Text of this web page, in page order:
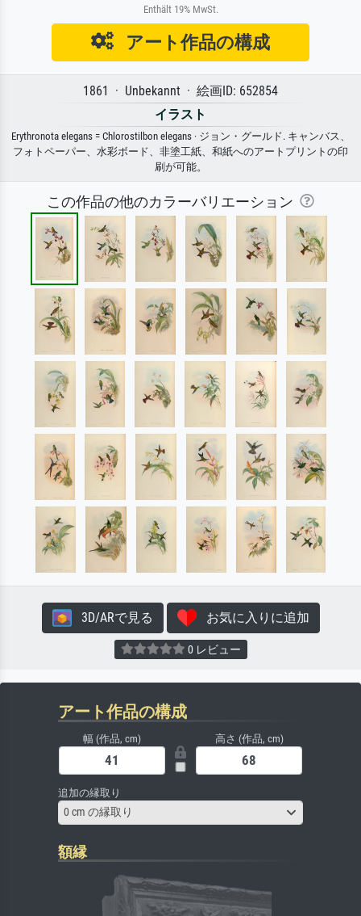
Enthält 19% MwSt.
アート作品の構成
1861 · Unbekannt · 絵画ID: 652854
イラスト
Erythronota elegans = Chlorostilbon elegans · ジョン・グールド. キャンバス、
フォトペーパー、水彩ボード、非塗工紙、和紙へのアートプリントの印
刷が可能。
この作品の他のカラーバリエーション
3D/ARで見る お気に入りに追加
0 レビュー
アート作品の構成
幅 (作品, cm) 高さ (作品, cm)
追加の縁取り
0 cm の縁取り
額縁